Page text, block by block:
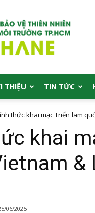
THIỆU TIN TỨC
thức khai mạc Triển lãm
khai
06/2025